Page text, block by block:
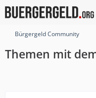
Bürgergeld Community
Themen mit